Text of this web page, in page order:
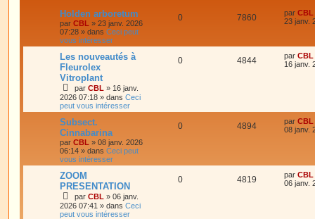
Holden arboretum
par CBL » 23 janv. 2026
07:28 » dans Ceci peut
vous intéresser
0 7860 par CBL
23 janv.
Les nouveautés à
Fleurolex
Vitroplant
par CBL » 16 janv.
2026 07:18 » dans Ceci
peut vous intéresser
0 4844 par CBL
16 janv.
Subsect.
Cinnabarina
par CBL » 08 janv. 2026
06:14 » dans Ceci peut
vous intéresser
0 4894 par CBL
08 janv.
ZOOM
PRESENTATION
par CBL » 06 janv.
2026 07:41 » dans Ceci
peut vous intéresser
0 4819 par CBL
06 janv.